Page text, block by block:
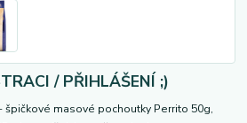
/ PŘIHLÁŠENÍ ;)
masové pochoutky Perrito 50g,